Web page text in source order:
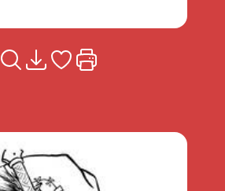
Voir la fiche
Télécharger
Ajouter à mes coups de
Imprimer